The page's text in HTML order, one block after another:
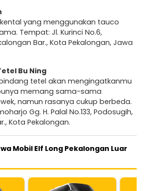
yang menggunakan tauco
Tempat: Jl. Kurinci No.6,
Bar., Kota Pekalongan, Jawa
Bu Ning
tetel akan mengingatkanmu
memang sama-sama
namun rasanya cukup berbeda.
Gg. H. Palal No.133, Podosugih,
Kota Pekalongan.
Mobil Elf Long Pekalongan Luar